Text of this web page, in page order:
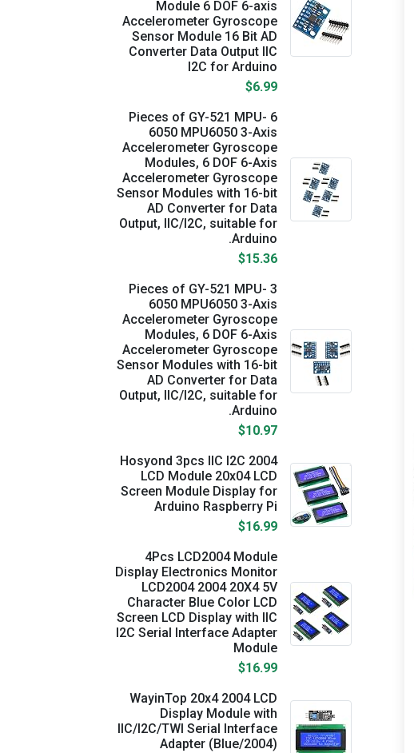
Module 6 DOF 6-axis
Accelerometer Gyroscope
Sensor Module 16 Bit AD
Converter Data Output IIC
I2C for Arduino
$6.99
6 Pieces of GY-521 MPU-
6050 MPU6050 3-Axis
Accelerometer Gyroscope
Modules, 6 DOF 6-Axis
Accelerometer Gyroscope
Sensor Modules with 16-bit
AD Converter for Data
Output, IIC/I2C, suitable for
Arduino.
$15.36
3 Pieces of GY-521 MPU-
6050 MPU6050 3-Axis
Accelerometer Gyroscope
Modules, 6 DOF 6-Axis
Accelerometer Gyroscope
Sensor Modules with 16-bit
AD Converter for Data
Output, IIC/I2C, suitable for
Arduino.
$10.97
Hosyond 3pcs IIC I2C 2004
LCD Module 20x04 LCD
Screen Module Display for
Arduino Raspberry Pi
$16.99
4Pcs LCD2004 Module
Display Electronics Monitor
LCD2004 2004 20X4 5V
Character Blue Color LCD
Screen LCD Display with IIC
I2C Serial Interface Adapter
Module
$16.99
WayinTop 20x4 2004 LCD
Display Module with
IIC/I2C/TWI Serial Interface
Adapter (Blue/2004)